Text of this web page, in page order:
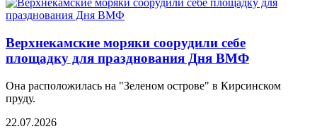
Верхнекамские моряки соорудили себе
площадку для празднования Дня ВМФ
Она расположилась на "Зеленом острове" в Кирсинском
пруду.
22.07.2026